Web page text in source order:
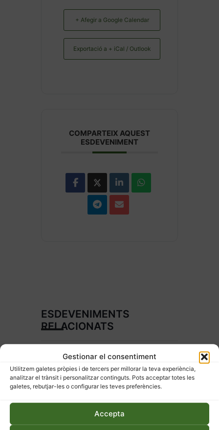
Gestionar el consentiment
Utilitzem galetes pròpies i de tercers per millorar la teva experiència,
analitzar el trànsit i personalitzar continguts. Pots acceptar totes les
galetes, rebutjar-les o configurar les teves preferències.
Accepta
+ Afegir a Google Calendar
Exportació a + iCal / Outlook
COMPARTEIX AQUEST
ESDEVENIMENT
ESDEVENIMENTS
RELACIONATS